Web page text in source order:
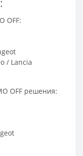
OFF:
/ Lancia
OFF решения: